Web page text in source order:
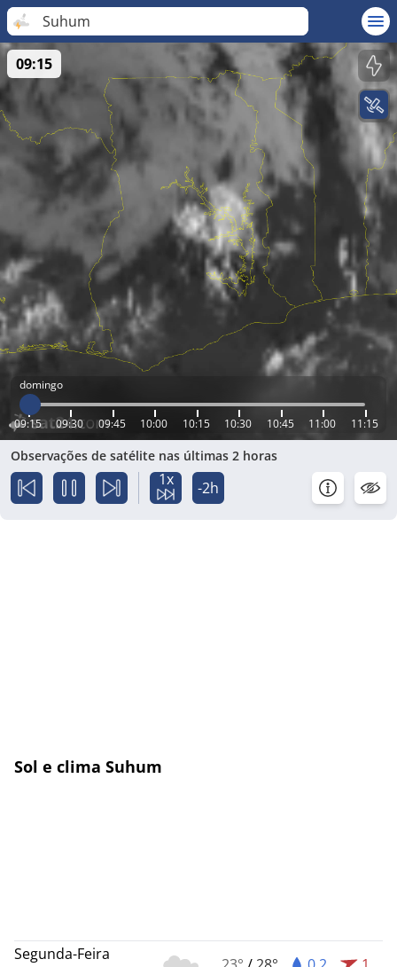
Suhum
domingo
09:15 09:30 09:45 10:00 10:15 10:30 10:45 11:00 11:15
09:15
Observações de satélite nas últimas 2 horas
1x -2h
Sol e clima Suhum
Segunda-Feira